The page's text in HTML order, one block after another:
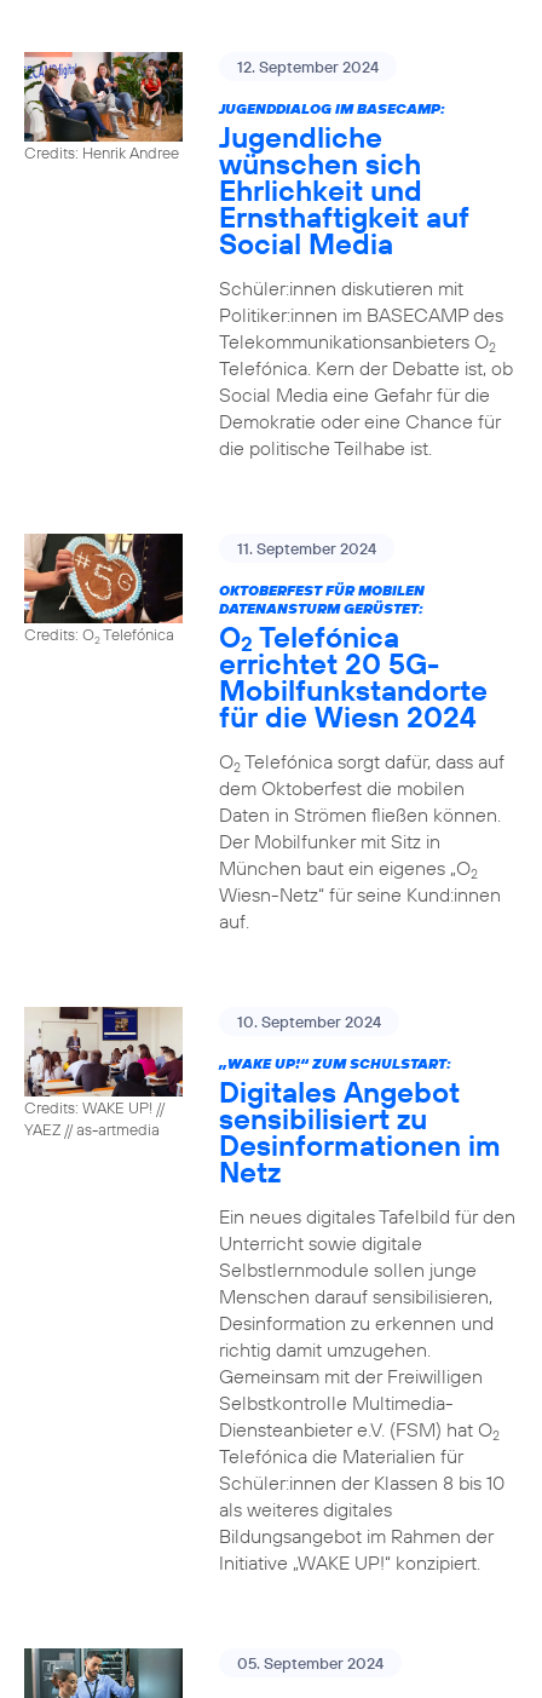
Credits: Henrik Andree
12. September 2024
JUGENDDIALOG IM BASECAMP:
Jugendliche
wünschen sich
Ehrlichkeit und
Ernsthaftigkeit auf
Social Media
Schüler:innen diskutieren mit
Politiker:innen im BASECAMP des
Telekommunikationsanbieters O2
Telefónica. Kern der Debatte ist, ob
Social Media eine Gefahr für die
Demokratie oder eine Chance für
die politische Teilhabe ist.
Credits: O2Telefónica
11. September 2024
OKTOBERFEST FÜR MOBILEN
DATENANSTURM GERÜSTET:
O2 Telefónica
errichtet 20 5G-
Mobilfunkstandorte
für die Wiesn 2024
O2Telefónica sorgt dafür, dass auf
dem Oktoberfest die mobilen
Daten in Strömen fließen können.
Der Mobilfunker mit Sitz in
München baut ein eigenes „O2
Wiesn-Netz“ für seine Kund:innen
auf.
Credits: WAKE UP! //
YAEZ // as-artmedia
10. September 2024
„WAKE UP!“ ZUM SCHULSTART:
Digitales Angebot
sensibilisiert zu
Desinformationen im
Netz
Ein neues digitales Tafelbild für den
Unterricht sowie digitale
Selbstlernmodule sollen junge
Menschen darauf sensibilisieren,
Desinformation zu erkennen und
richtig damit umzugehen.
Gemeinsam mit der Freiwilligen
Selbstkontrolle Multimedia-
Diensteanbieter e.V. (FSM) hat O2
Telefónica die Materialien für
Schüler:innen der Klassen 8 bis 10
als weiteres digitales
Bildungsangebot im Rahmen der
Initiative „WAKE UP!“ konzipiert.
05. September 2024